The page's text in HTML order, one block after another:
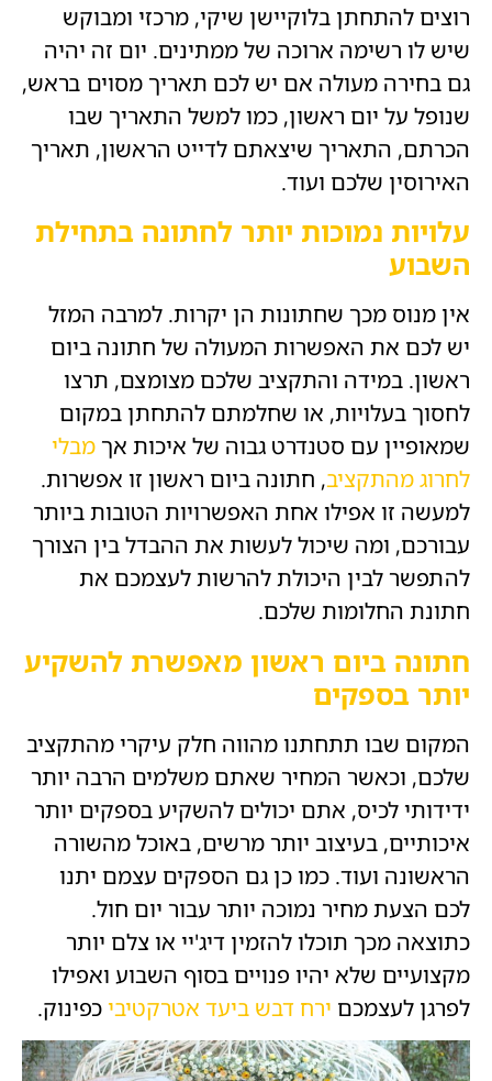
רוצים להתחתן בלוקיישן שיקי, מרכזי ומבוקש
שיש לו רשימה ארוכה של ממתינים. יום זה יהיה
גם בחירה מעולה אם יש לכם תאריך מסוים בראש,
שנופל על יום ראשון, כמו למשל התאריך שבו
הכרתם, התאריך שיצאתם לדייט הראשון, תאריך
האירוסין שלכם ועוד.
עלויות נמוכות יותר לחתונה בתחילת
השבוע
אין מנוס מכך שחתונות הן יקרות. למרבה המזל
יש לכם את האפשרות המעולה של חתונה ביום
ראשון. במידה והתקציב שלכם מצומצם, תרצו
לחסוך בעלויות, או שחלמתם להתחתן במקום
שמאופיין עם סטנדרט גבוה של איכות אך מבלי
לחרוג מהתקציב, חתונה ביום ראשון זו אפשרות.
למעשה זו אפילו אחת האפשרויות הטובות ביותר
עבורכם, ומה שיכול לעשות את ההבדל בין הצורך
להתפשר לבין היכולת להרשות לעצמכם את
חתונת החלומות שלכם.
חתונה ביום ראשון מאפשרת להשקיע
יותר בספקים
המקום שבו תתחתנו מהווה חלק עיקרי מהתקציב
שלכם, וכאשר המחיר שאתם משלמים הרבה יותר
ידידותי לכיס, אתם יכולים להשקיע בספקים יותר
איכותיים, בעיצוב יותר מרשים, באוכל מהשורה
הראשונה ועוד. כמו כן גם הספקים עצמם יתנו
לכם הצעת מחיר נמוכה יותר עבור יום חול.
כתוצאה מכך תוכלו להזמין דיג'יי או צלם יותר
מקצועיים שלא יהיו פנויים בסוף השבוע ואפילו
לפרגן לעצמכם ירח דבש ביעד אטרקטיביכפינוק.